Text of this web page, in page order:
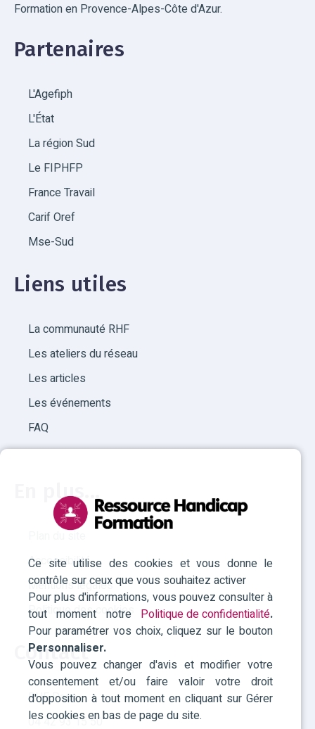
Ce site utilise des cookies et vous donne le
contrôle sur ceux que vous souhaitez activer
Pour plus d'informations, vous pouvez consulter à
tout moment notre Politique de confidentialité.
Pour paramétrer vos choix, cliquez sur le bouton
Personnaliser.
Vous pouvez changer d'avis et modifier votre
consentement et/ou faire valoir votre droit
d'opposition à tout moment en cliquant sur Gérer
les cookies en bas de page du site.
Formation en Provence-Alpes-Côte d'Azur.
Partenaires
L'Agefiph
L'État
La région Sud
Le FIPHFP
France Travail
Carif Oref
Mse-Sud
Liens utiles
La communauté RHF
Les ateliers du réseau
Les articles
Les événements
FAQ
En plus...
Plan du site
Accessibilité
Mentions légales
Politique des cookies
Contact
RHF Paca
04 42 93 15 50